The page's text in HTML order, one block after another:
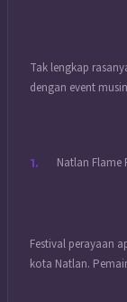
Tak lengkap
dengan event
Natlan Flame
Festival perayaan
kota Natlan.